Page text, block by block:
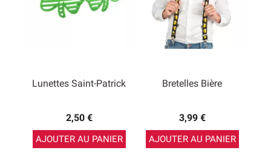
Lunettes Saint-Patrick
2,50 €
AJOUTER AU PANIER
Bretelles Bière
3,99 €
AJOUTER AU PANIER